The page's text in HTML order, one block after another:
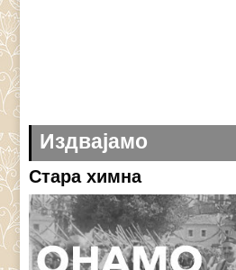
Издвајамо
Стара химна